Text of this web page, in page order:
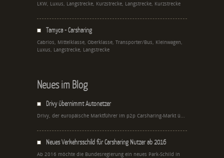
LKW, Luxus, Langstrecke, Kurzstrecke, Langstrecke, Kurzstrecke
Tamyca - Carsharing
Cabrios, Mittelklasse, Oberklasse, Transporter/Bus, Kleinwagen,
Luxus, Langstrecke, Langstrecke
Neues im Blog
Drivy übernimmt Autonetzer
Drivy, der europäische Marktführer im p2p Carsharing-Markt ü...
Neues Verkehrsschild für Carsharing Nutzer ab 2016
Ab 2016 möchte die Bundesregierung ein neues Park-Schild in